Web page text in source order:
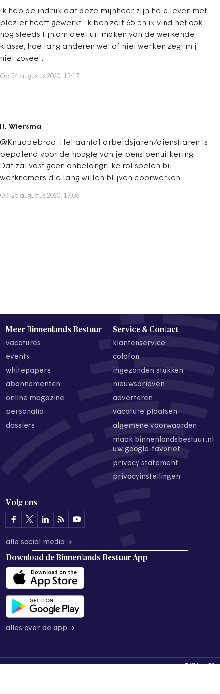
ik heb de indruk dat deze mijnheer zijn hele leven met
plezier heeft gewerkt, ik ben zelf 65 en ik vind het ook
nog steeds fijn om deel uit maken van de werkende
klasse, hoe lang anderen wel of niet werken zegt mij
niet zoveel.
Op 24 augustus 2020, 12:17
H. Wiersma
@Knuddebrod. Het aantal arbeidsjaren/dienstjaren is
bepalend voor de hoogte van je pensioenuitkering.
Dat zal vast geen onbelangrijke rol spelen bij
werknemers die lang willen blijven doorwerken.
Op 25 augustus 2020, 17:06
Meer Binnenlands Bestuur
vacatures
events
whitepapers
abonnementen
online magazine
personalia
dossiers
Service & Contact
klantenservice
colofon
ingezonden stukken
nieuwsbrieven
adverteren
vacature plaatsen
algemene voorwaarden
maak binnenlandsbestuur.nl
uw google-favoriet
privacy statement
privacyinstellingen
Volg ons
alle social media →
Download de Binnenlands Bestuur App
alles over de app →